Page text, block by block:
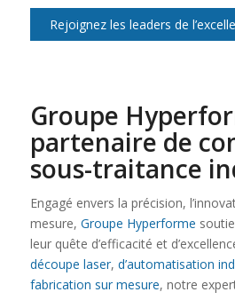
Rejoignez les leaders de
Groupe
partenaire de
sous-traitance
Engagé envers la précision,
mesure, Groupe Hyperforme
leur quête d’efficacité et
découpe laser, d’automatisation
fabrication sur mesure, notre